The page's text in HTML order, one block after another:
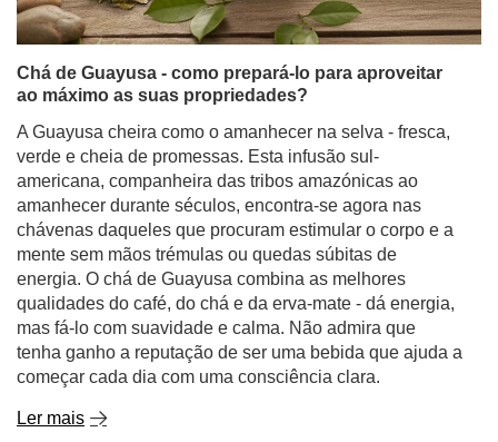
Chá de Guayusa - como prepará-lo para aproveitar
ao máximo as suas propriedades?
A Guayusa cheira como o amanhecer na selva - fresca,
verde e cheia de promessas. Esta infusão sul-
americana, companheira das tribos amazónicas ao
amanhecer durante séculos, encontra-se agora nas
chávenas daqueles que procuram estimular o corpo e a
mente sem mãos trémulas ou quedas súbitas de
energia. O chá de Guayusa combina as melhores
qualidades do café, do chá e da erva-mate - dá energia,
mas fá-lo com suavidade e calma. Não admira que
tenha ganho a reputação de ser uma bebida que ajuda a
começar cada dia com uma consciência clara.
Ler mais